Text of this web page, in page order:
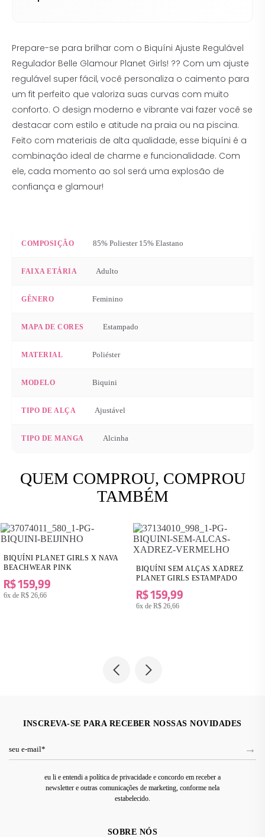
Prepare-se para brilhar com o Biquíni Ajuste Regulável
Regulador Belle Glamour Planet Girls! ?? Com um ajuste
regulável super fácil, você personaliza o caimento para
um fit perfeito que valoriza suas curvas com muito
conforto. O design moderno e vibrante vai fazer você se
destacar com estilo e atitude na praia ou na piscina.
Feito com materiais de alta qualidade, esse biquíni é a
combinação ideal de charme e funcionalidade. Com
ele, cada momento ao sol será uma explosão de
confiança e glamour!
COMPOSIÇÃO 85% Poliester 15% Elastano
FAIXA ETÁRIA Adulto
GÊNERO Feminino
MAPA DE CORES Estampado
MATERIAL Poliéster
MODELO Biquini
TIPO DE ALÇA Ajustável
TIPO DE MANGA Alcinha
QUEM COMPROU, COMPROU
TAMBÉM
BIQUÍNI PLANET GIRLS X NAVA
BEACHWEAR PINK
R$ 159,99
6x de R$ 26,66
BIQUÍNI SEM ALÇAS XADREZ
PLANET GIRLS ESTAMPADO
R$ 159,99
6x de R$ 26,66
INSCREVA-SE PARA RECEBER NOSSAS NOVIDADES
eu li e entendi a política de privacidade e concordo em receber a
newsletter e outras comunicações de marketing, conforme nela
estabelecido.
SOBRE NÓS